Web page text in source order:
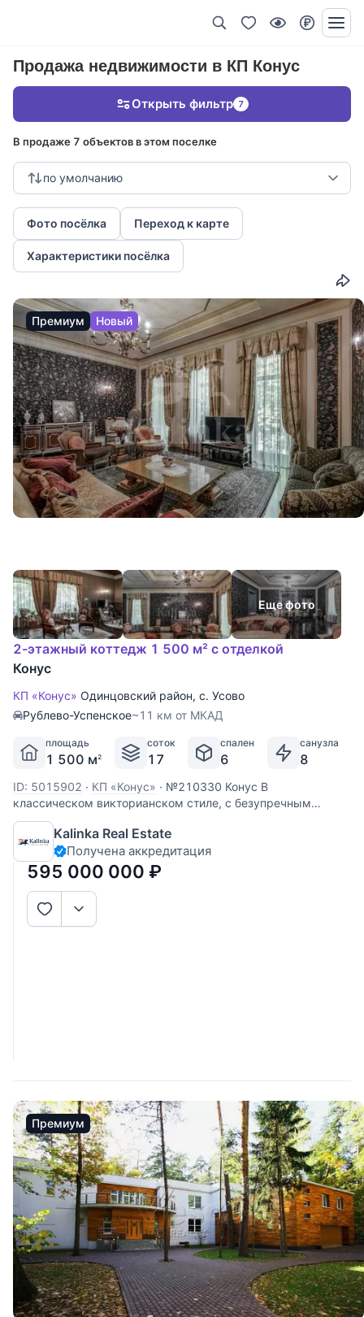
Продажа недвижимости в КП Конус
В продаже 7 объектов в этом поселке
по умолчанию
Фото посёлка Переход к карте
Характеристики посёлка
Открыть фильтр 7
Премиум Новый
Еще фото
2-этажный коттедж 1 500 м² с отделкой
Конус
КП «Конус» Одинцовский район, с. Усово
Рублево-Успенское~11 км от МКАД
площадь
1 500 м2
соток
17
спален
6
санузла
8
ID: 5015902 · КП «Конус» · №210330 Конус В
классическом викторианском стиле, с безупречным
вниманием к каждой детали представлено домовладение
в посёлке Конституционного Суда «Конус», Усово, всего в
десяти километрах от Москвы по Рублёво‑Успенскому
шоссе. Резиденция
Kalinka Real Estate
Получена аккредитация
595 000 000 ₽
Премиум